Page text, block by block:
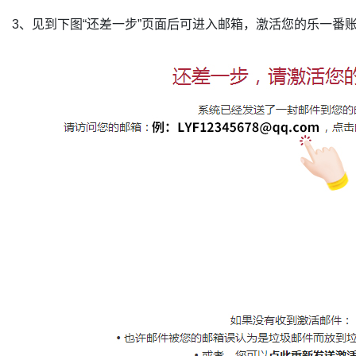
3、见到下图“还差一步”页面后可进入邮箱，激活您的乐一番